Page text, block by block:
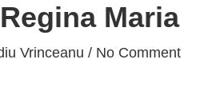
Maria
Vrinceanu / No Comment